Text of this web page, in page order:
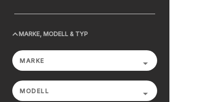
MARKE, MODELL & TYP
MARKE
MODELL